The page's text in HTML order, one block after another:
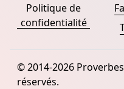
Politique de
confidentialité
© 2014-2026
réservés.